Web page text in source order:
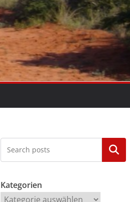
Kategorien
Kategorien